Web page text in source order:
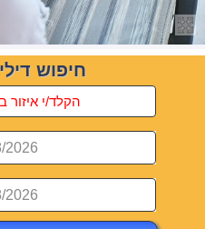
חיפוש
2026
2026